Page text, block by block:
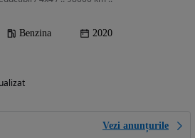
Benzina 2020
Vezi anunțurile